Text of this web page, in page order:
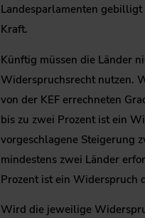
Landesparlamenten
Kraft.
Künftig müssen die Länder
Widerspruchsrecht nutzen.
von der KEF errechneten
bis zu zwei Prozent ist ein
vorgeschlagene Steigerung
mindestens zwei Länder
Prozent ist ein Widerspruch
Wird die jeweilige